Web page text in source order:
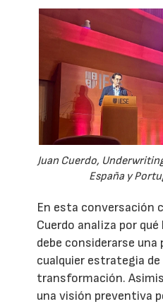
Juan Cuerdo,
España y
En esta conversación
Cuerdo analiza por
debe considerarse una
cualquier estrategia
transformación.
una visión preventiva